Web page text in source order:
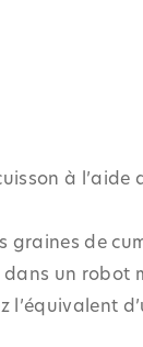
à l’aide
graines de
un robot
l’équivalent